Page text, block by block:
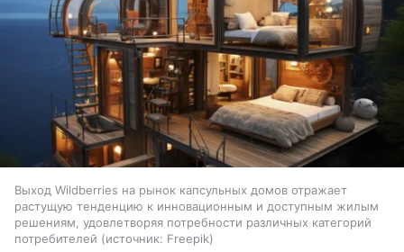
Выход Wildberries на рынок капсульных домов отражает
растущую тенденцию к инновационным и доступным жилым
решениям, удовлетворяя потребности различных категорий
потребителей
источник: Freepik